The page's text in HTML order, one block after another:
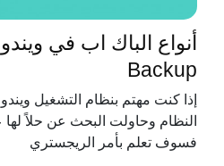
Backup
إذا كنت مهتم بنظام التشغيل
النظام وحاولت البحث عن حلاً لها
فسوف تعلم بأمر الريجستري